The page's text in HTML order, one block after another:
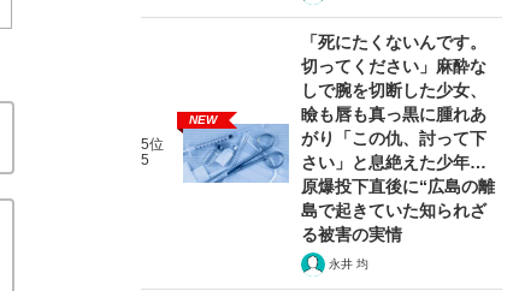
5位
5
NEW
「死にたくないんです。
切ってください」麻酔な
しで腕を切断した少女、
瞼も唇も真っ黒に腫れあ
がり「この仇、討って下
さい」と息絶えた少年…
原爆投下直後に“広島の離
島で起きていた知られざ
る被害の実情
永井 均